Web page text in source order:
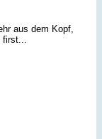
aus dem Kopf,
first...